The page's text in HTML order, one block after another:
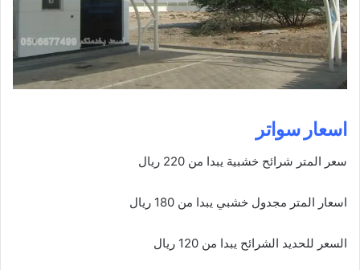
اسعار سواتر
سعر المتر شرائح خشبية يبدا من 220 ريال
اسعار المتر مجدول خشبي يبدا من 180 ريال
السعر للحديد الشرائح يبدا من 120 ريال